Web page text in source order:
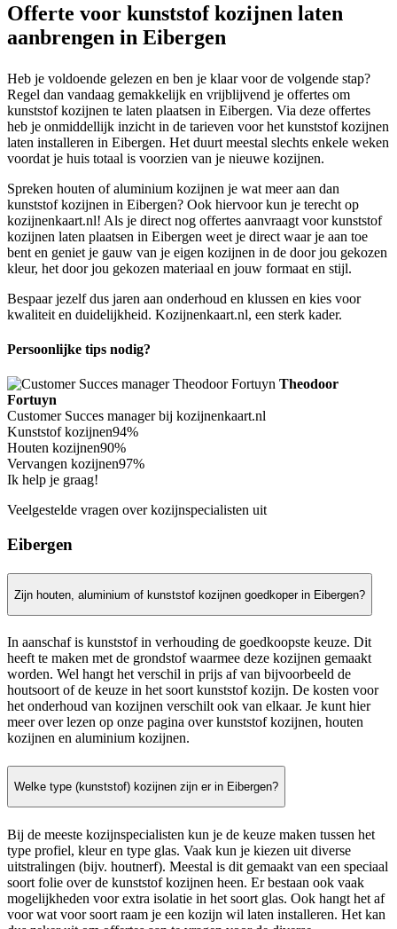
Offerte voor kunststof kozijnen laten
aanbrengen in Eibergen
Heb je voldoende gelezen en ben je klaar voor de volgende stap?
Regel dan vandaag gemakkelijk en vrijblijvend je offertes om
kunststof kozijnen te laten plaatsen in Eibergen. Via deze offertes
heb je onmiddellijk inzicht in de tarieven voor het kunststof kozijnen
laten installeren in Eibergen. Het duurt meestal slechts enkele weken
voordat je huis totaal is voorzien van je nieuwe kozijnen.
Spreken houten of aluminium kozijnen je wat meer aan dan
kunststof kozijnen in Eibergen? Ook hiervoor kun je terecht op
kozijnenkaart.nl! Als je direct nog offertes aanvraagt voor kunststof
kozijnen laten plaatsen in Eibergen weet je direct waar je aan toe
bent en geniet je gauw van je eigen kozijnen in de door jou gekozen
kleur, het door jou gekozen materiaal en jouw formaat en stijl.
Bespaar jezelf dus jaren aan onderhoud en klussen en kies voor
kwaliteit en duidelijkheid. Kozijnenkaart.nl, een sterk kader.
Persoonlijke tips nodig?
Theodoor
Fortuyn
Customer Succes manager bij kozijnenkaart.nl
Kunststof kozijnen94%
Houten kozijnen90%
Vervangen kozijnen97%
Ik help je graag!
Veelgestelde vragen over kozijnspecialisten uit
Eibergen
Zijn houten, aluminium of kunststof kozijnen goedkoper in Eibergen?
In aanschaf is kunststof in verhouding de goedkoopste keuze. Dit
heeft te maken met de grondstof waarmee deze kozijnen gemaakt
worden. Wel hangt het verschil in prijs af van bijvoorbeeld de
houtsoort of de keuze in het soort kunststof kozijn. De kosten voor
het onderhoud van kozijnen verschilt ook van elkaar. Je kunt hier
meer over lezen op onze pagina over kunststof kozijnen, houten
kozijnen en aluminium kozijnen.
Welke type (kunststof) kozijnen zijn er in Eibergen?
Bij de meeste kozijnspecialisten kun je de keuze maken tussen het
type profiel, kleur en type glas. Vaak kun je kiezen uit diverse
uitstralingen (bijv. houtnerf). Meestal is dit gemaakt van een speciaal
soort folie over de kunststof kozijnen heen. Er bestaan ook vaak
mogelijkheden voor extra isolatie in het soort glas. Ook hangt het af
voor wat voor soort raam je een kozijn wil laten installeren. Het kan